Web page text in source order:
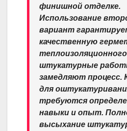
финишной отделке.
Использование
вариант
качественную
штукатурные
замедляют процесс.
для
требуются
навыки и опыт.
высыхание